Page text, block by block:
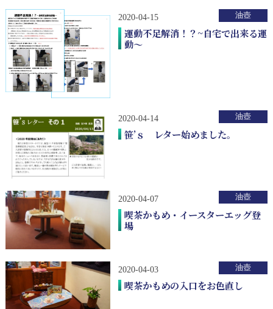
2020-04-15
運動不足解消！？~自宅で出来る運
動～
油壺
2020-04-14
笹’ｓ レター始めました。
油壺
2020-04-07
喫茶かもめ・イースターエッグ登
場
油壺
2020-04-03
喫茶かもめの入口をお色直し
油壺